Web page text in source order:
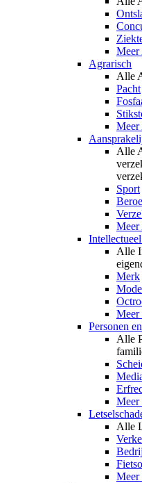
Meer
Agrarisch
Alle
Pacht
Meer
Alle
Sport
Meer
Alle
Merk
Meer
Personen
Alle
Meer
Alle
Meer